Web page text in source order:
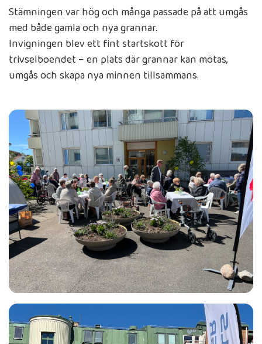
Stämningen var hög och många passade på att umgås
med både gamla och nya grannar.
Invigningen blev ett fint startskott för
trivselboendet – en plats där grannar kan mötas,
umgås och skapa nya minnen tillsammans.